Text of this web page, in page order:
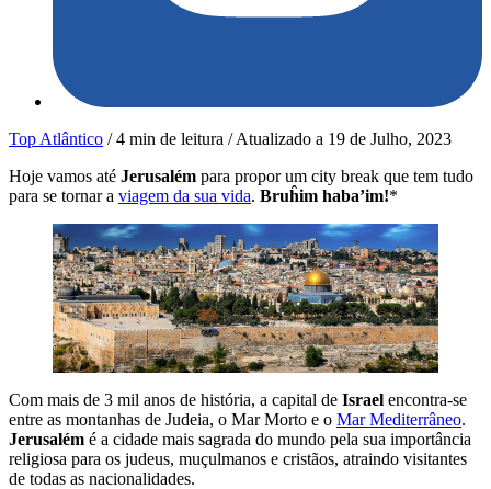
Top Atlântico / 4 min de leitura /Atualizado a 19 de Julho, 2023
Hoje vamos até Jerusalém para propor um city break que tem tudo
para se tornar a viagem da sua vida. Bruĥim haba’im!*
Com mais de 3 mil anos de história, a capital de Israel encontra-se
entre as montanhas de Judeia, o Mar Morto e o Mar Mediterrâneo.
Jerusalém é a cidade mais sagrada do mundo pela sua importância
religiosa para os judeus, muçulmanos e cristãos, atraindo visitantes
de todas as nacionalidades.